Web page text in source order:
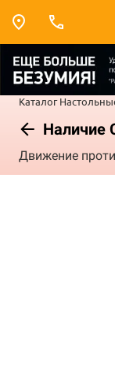
Каталог
Наличие
Движение